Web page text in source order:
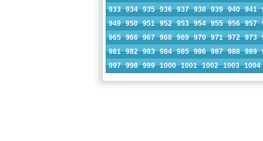
933 934 935 936 937 938 939 940 941
949 950 951 952 953 954 955 956 957
965 966 967 968 969 970 971 972 973
981 982 983 984 985 986 987 988 989
997 998 999 1000 1001 1002 1003 1004